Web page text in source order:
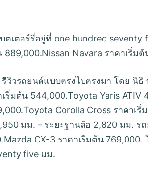
เตอร์รี่อยู่ที่ one hundred seventy
Navara ราคาเริ่ม
วิวรถยนต์แบบตรงไปตรงมา โดย นิธิ
ริ่มต้น 544,000.Toyota Yaris ATIV
Corolla Cross ราคาเ
มม. – ระยะฐานล้อ 2,820 มม. ร
CX-3 ราคาเริ่มต้น 769,000.
five มม.